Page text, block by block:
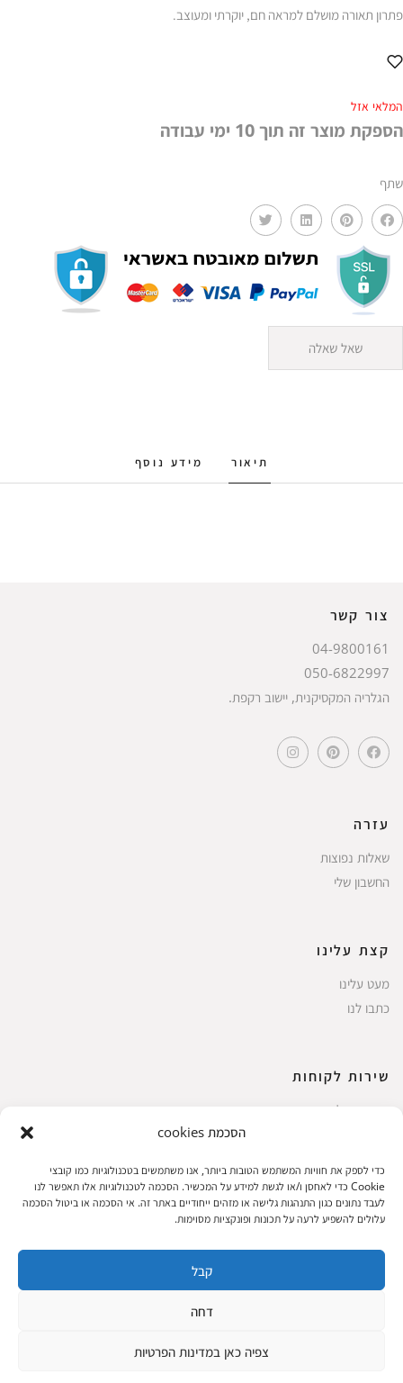
הסכמת cookies
כדי לספק את חוויות המשתמש הטובות ביותר, אנו משתמשים בטכנולוגיות כמו קובצי
Cookie כדי לאחסן ו/או לגשת למידע על המכשיר. הסכמה לטכנולוגיות אלו תאפשר לנו
לעבד נתונים כגון התנהגות גלישה או מזהים ייחודיים באתר זה. אי הסכמה או ביטול הסכמה
עלולים להשפיע לרעה על תכונות ופונקציות מסוימות.
קבל
דחה
צפיה כאן במדינות הפרטיות
פתרון תאורה מושלם למראה חם, יוקרתי ומעוצב.
המלאי אזל
הספקת מוצר זה תוך 10 ימי עבודה
שתף
שאל שאלה
תיאור מידע נוסף
צור קשר
04-9800161
050-6822997
הגלריה המקסיקנית, יישוב רקפת.
עזרה
שאלות נפוצות
החשבון שלי
קצת עלינו
מעט עלינו
כתבו לנו
שירות לקוחות
החשבון שלי
עגלת קניות
תקנון אתר